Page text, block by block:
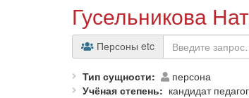
Гусельникова
Персоны etc
Тип сущности
персона
Учёная степень
кандидат